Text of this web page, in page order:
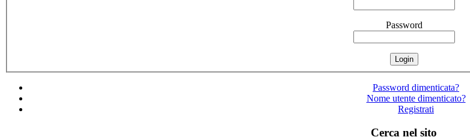
Password
Password dimenticata?
Nome utente dimenticato?
Registrati
Cerca nel sito